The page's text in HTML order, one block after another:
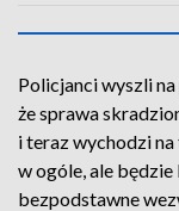
Policjanci wyszli
że sprawa
i teraz wychodzi
w ogóle, ale
bezpodstawne